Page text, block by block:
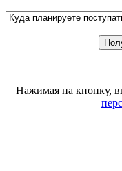
Нажимая на кнопку,